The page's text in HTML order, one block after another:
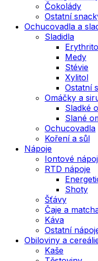
Čokolády
Ostatní
Ochucovadla a
Sladidla
Medy
Stévie
Xylitol
Ostatní
Omáčky a
Sladké
Slané
Ochucovadla
Koření a sůl
Nápoje
Iontové
RTD nápoje
Shoty
Šťávy
Čaje a
Káva
Ostatní
Obiloviny a
Kaše